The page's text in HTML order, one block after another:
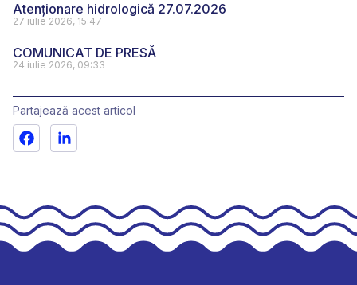
Atenționare hidrologică 27.07.2026
27 iulie 2026, 15:47
COMUNICAT DE PRESĂ
24 iulie 2026, 09:33
Partajează acest articol